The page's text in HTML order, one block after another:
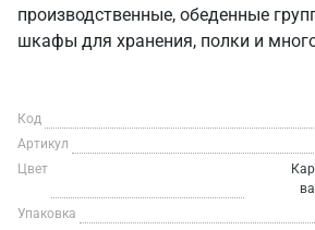
производственные, обеденные
шкафы для хранения, полки и
Код
Артикул
Цвет
Упаковка